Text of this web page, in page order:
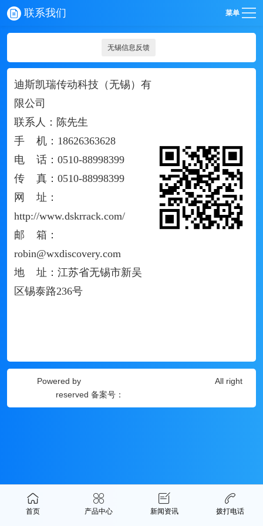
联系我们 菜单
无锡信息反馈
迪斯凯瑞传动科技（无锡）有
限公司
联系人：陈先生
手 机：18626363628
电 话：0510-88998399
传 真：0510-88998399
网 址：
http://www.dskrrack.com/
邮 箱：
robin@wxdiscovery.com
地 址：江苏省无锡市新吴
区锡泰路236号
Powered by
All right
reserved 备案号：
首页 产品中心 新闻资讯 拨打电话